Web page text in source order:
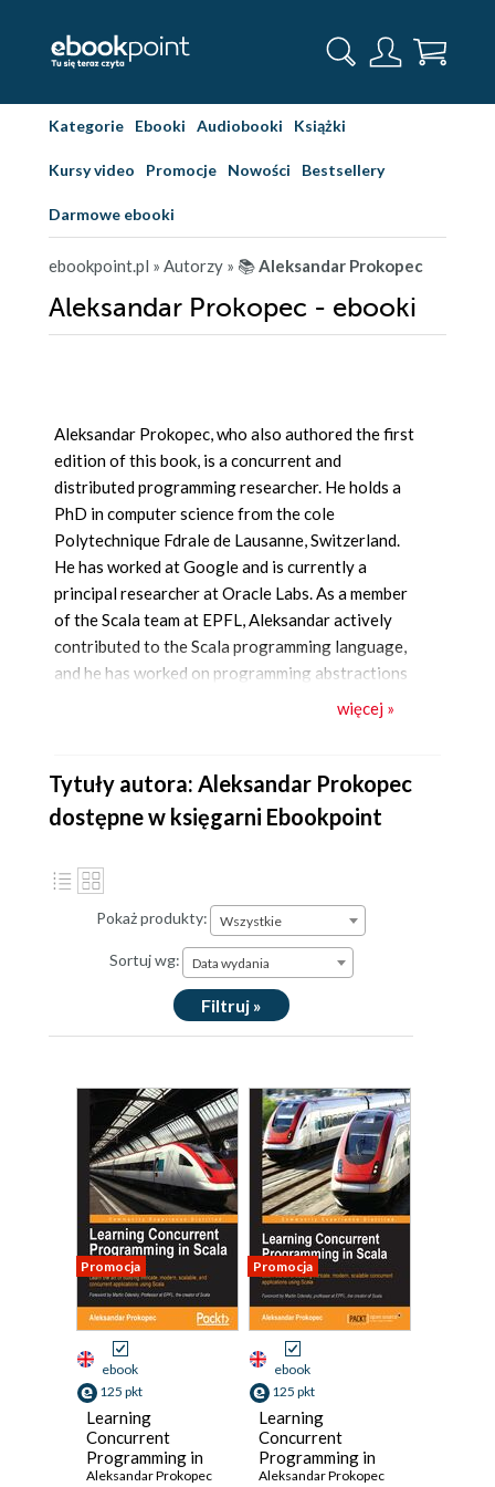
Kategorie Ebooki Audiobooki Książki
Kursy video Promocje Nowości Bestsellery
Darmowe ebooki
ebookpoint.pl » Autorzy » 📚Aleksandar Prokopec
Aleksandar Prokopec - ebooki
Aleksandar Prokopec, who also authored the first
edition of this book, is a concurrent and
distributed programming researcher. He holds a
PhD in computer science from the cole
Polytechnique Fdrale de Lausanne, Switzerland.
He has worked at Google and is currently a
principal researcher at Oracle Labs. As a member
of the Scala team at EPFL, Aleksandar actively
contributed to the Scala programming language,
and he has worked on programming abstractions
for concurrency, data-parallel programming
framework, which is a library for high-level data-
parallel programming in Scala, and participated in
working groups for Scala concurrency libraries,
Aleksandar is the primary author of the reactor
programming model for distributed computing.
więcej »
Tytuły autora: Aleksandar Prokopec
dostępne w księgarni Ebookpoint
Pokaż produkty: Wszystkie
Sortuj wg: Data wydania
Filtruj »
Promocja
ebook
125 pkt
Learning
Concurrent
Programming in
Scala. Practical
Aleksandar Prokopec
Promocja
ebook
125 pkt
Learning
Concurrent
Programming in
Scala. Dive into
Aleksandar Prokopec